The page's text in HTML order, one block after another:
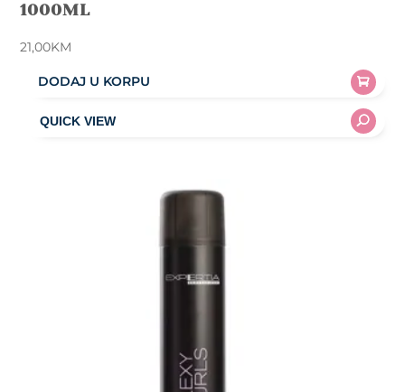
1000ML
21,00KM
DODAJ U KORPU